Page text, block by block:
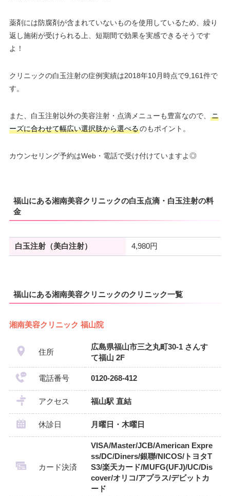
薬剤には防腐剤が含まれていないものを使用しているため、繰り
返し施術が受けられる上、短期間で効果を実感できるそうです
よ！
クリニックの白玉注射の症例実績は2018年10月時点で9,161件で
す。
また、白玉注射以外の美容注射・点滴メニューも豊富なので、
ニ
ーズに合わせて幅広い選択肢から選べるのもポイント。
カウンセリング予約はWeb・電話で受け付けていますよ◎
福山にある湘南美容クリニックの白玉点滴・白玉注射の料
金
白玉注射（美白注射） 4,980円
福山にある湘南美容クリニックのクリニック一覧
湘南美容クリニック 福山院
住所
広島県福山市三之丸町30-1 さんす
て福山 2F
電話番号 0120-268-412
アクセス 福山駅 直結
休診日 月曜日・木曜日
カード決済
VISA/Master/JCB/American Expre
ss/DC/Diners/銀聯/NICOS/トヨタT
S3/楽天カード/MUFG(UFJ)/UC/Dis
cover/オリコ/アプラス/デビットカ
ード